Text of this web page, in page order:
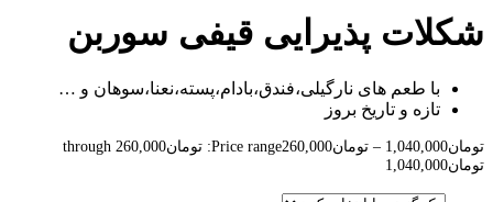
شکلات پذیرایی قیفی سوربن
با طعم های نارگیلی،فندق،بادام،پسته،نعنا،سوهان و …
تازه و تاریخ بروز
تومان1,040,000
– تومان260,000
Price range: تومان260,000 through
تومان1,040,000